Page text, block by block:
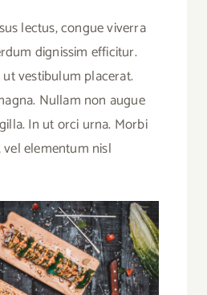
lectus, congue viverra
dignissim efficitur.
vestibulum placerat.
Nullam non augue
In ut orci urna. Morbi
elementum nisl